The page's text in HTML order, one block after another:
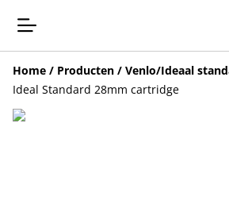
Home / Producten / Venlo/Ideaal
Ideal Standard 28mm cartridge